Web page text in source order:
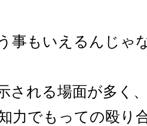
事もいえるんじゃ
される場面が多く
力でもっての殴り